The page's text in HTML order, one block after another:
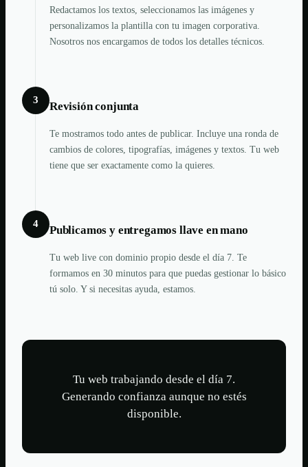
Redactamos los textos, seleccionamos las imágenes y
personalizamos la plantilla con tu imagen corporativa.
Nosotros nos encargamos de todos los detalles técnicos.
3 Revisión conjunta
Te mostramos todo antes de publicar. Incluye una ronda de
cambios de colores, tipografías, imágenes y textos. Tu web
tiene que ser exactamente como la quieres.
4 Publicamos y entregamos llave en mano
Tu web live con dominio propio desde el día 7. Te
formamos en 30 minutos para que puedas gestionar lo básico
tú solo. Y si necesitas ayuda, estamos.
Tu web trabajando desde el día 7.
Generando confianza aunque no estés
disponible.